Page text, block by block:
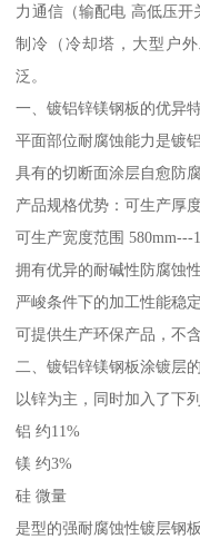
力通信（输配电 高低压
制冷（冷却塔，大型户
泛。
一、镀铝锌镁钢板的优异
平面部位耐腐蚀能力是镀
具有的切断面涂层自愈防
产品规格优势：可生产厚
可生产宽度范围 580mm---
拥有优异的耐碱性防腐蚀
严峻条件下的加工性能稳
可提供生产环保产品，不
二、镀铝锌镁钢板涂镀层
以锌为主，同时加入了下
铝 约11%
镁 约3%
硅 微量
是型的强耐腐蚀性镀层钢板